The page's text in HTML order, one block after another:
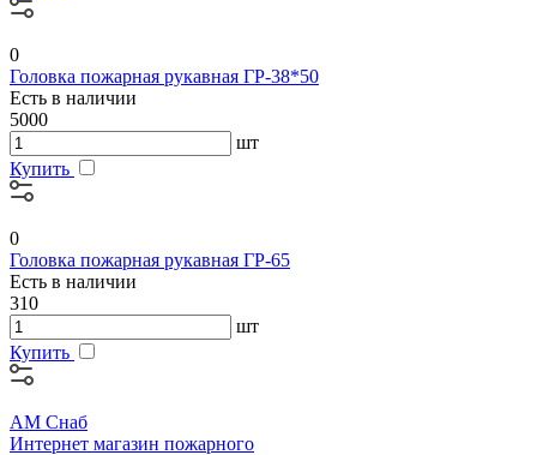
0
Головка пожарная рукавная ГР-38*50
Есть в наличии
5000
шт
Купить
0
Головка пожарная рукавная ГР-65
Есть в наличии
310
шт
Купить
АМ Снаб
Интернет магазин пожарного